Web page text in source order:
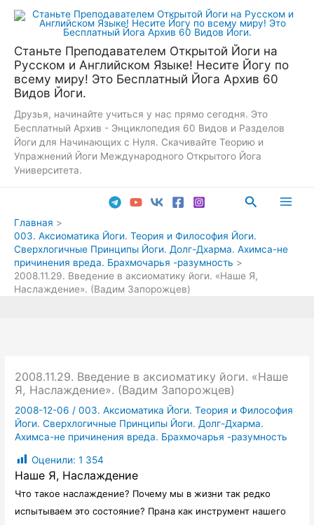
Перейти
Станьте Преподавателем Открытой Йоги на
Русском и Английском Языке! Несите Йогу по
всему миру! Это Бесплатный Йога Архив 60
Видов Йоги.
Друзья, начинайте учиться у нас прямо сегодня. Это
Бесплатный Архив - Энциклопедия 60 Видов и Разделов
Йоги для Начинающих с Нуля. Скачивайте Теорию и
Упражнений Йоги Международного Открытого Йога
Университета.
Поиск
Главная
003. Аксиоматика Йоги. Теория и Философия Йоги.
Сверхлогичные Принципы Йоги. Долг-Дхарма. Ахимса-не
причинения вреда. Брахмочарья -разумность
2008.11.29. Введение в аксиоматику йоги. «Наше Я,
Наслаждение». (Вадим Запорожцев)
2008.11.29. Введение в аксиоматику йоги. «Наше
Я, Наслаждение». (Вадим Запорожцев)
2008-12-06 /003. Аксиоматика Йоги. Теория и Философия
Йоги. Сверхлогичные Принципы Йоги. Долг-Дхарма.
Ахимса-не причинения вреда. Брахмочарья -разумность
Оценили: 1 354
Наше Я, Наслаждение
Что такое наслаждение? Почему мы в жизни так редко
испытываем это состояние? Прана как инструмент нашего